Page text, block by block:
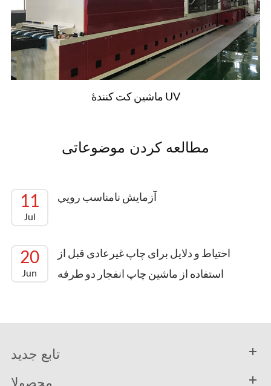
جمع آوری محصولات بدون محصول استفاده
میشه دوتا جعبه ديگر را به طور آزادي تغيير
ميگيرند بعد از رسيدن به مقدار مجموعه اي،
ميتونه به طور خودکار برگه رو فرود بياره وقتي که
پالت رو دريافت ميکنه و به طور خودکار افزايش
دستگاه جمع آوری و جداسازی پالت رو به طور
خودکار تکمیل میکنه خيلي باهوش و راحته
ماشین کت کنندۀ UV
مطالعه کردن موضوعاتی
11
Jul
آزمايش نامناسب رويي
20
Jun
احتیاط و دلایل برای چاپ غیرعادی قبل از
استفاده از ماشین چاپ انفجار دو طرفه
تابع جدید
محصولا